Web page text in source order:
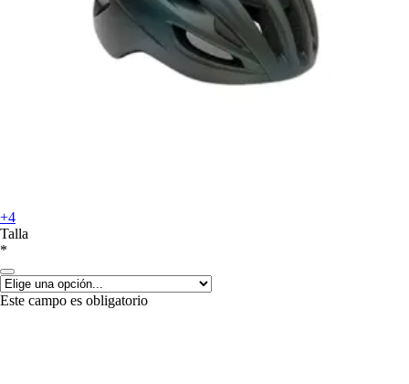
+4
Talla
*
Este campo es obligatorio